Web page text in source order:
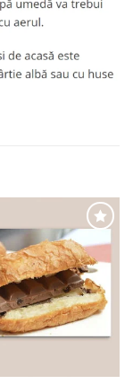
Adaugă
la
favorite